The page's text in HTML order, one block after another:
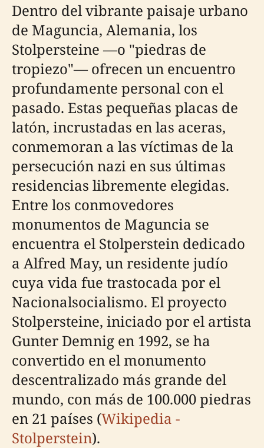
Dentro del vibrante paisaje urbano
de Maguncia, Alemania, los
Stolpersteine —o "piedras de
tropiezo"— ofrecen un encuentro
profundamente personal con el
pasado. Estas pequeñas placas de
latón, incrustadas en las aceras,
conmemoran a las víctimas de la
persecución nazi en sus últimas
residencias libremente elegidas.
Entre los conmovedores
monumentos de Maguncia se
encuentra el Stolperstein dedicado
a Alfred May, un residente judío
cuya vida fue trastocada por el
Nacionalsocialismo. El proyecto
Stolpersteine, iniciado por el artista
Gunter Demnig en 1992, se ha
convertido en el monumento
descentralizado más grande del
mundo, con más de 100.000 piedras
en 21 países (Wikipedia -
Stolperstein).